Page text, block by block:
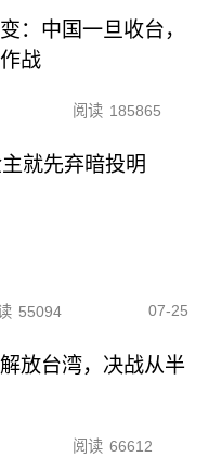
：中国一旦收台，
战
阅读 185865
就先弃暗投明
55094 07-25
放台湾，决战从半
阅读 66612